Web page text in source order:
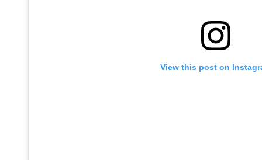
View this post on